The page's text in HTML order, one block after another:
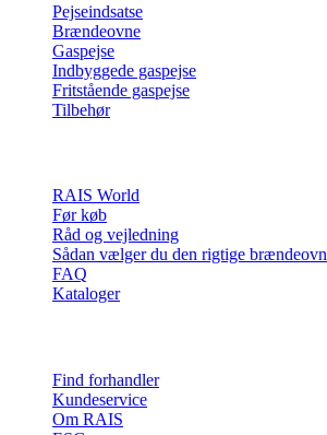
Pejseindsatse
Brændeovne
Gaspejse
Indbyggede gaspejse
Fritstående gaspejse
Tilbehør
RAIS World
Før køb
Råd og vejledning
Sådan vælger du den rigtige brændeovn
FAQ
Kataloger
Find forhandler
Kundeservice
Om RAIS